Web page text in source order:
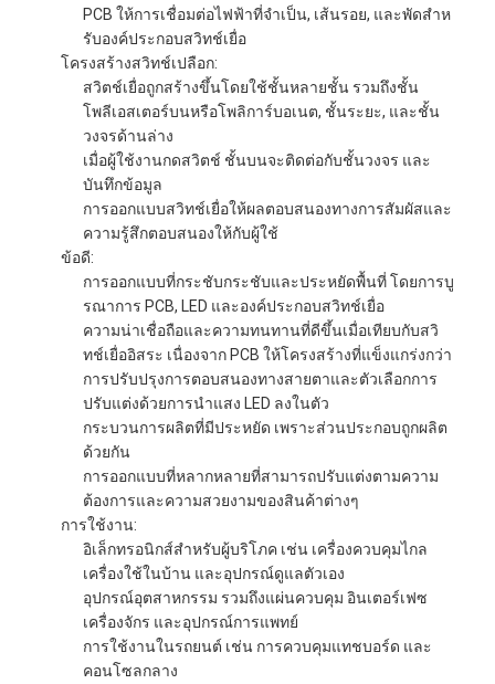
PCB ให้การเชื่อมต่อไฟฟ้าที่จําเป็น, เส้นรอย, และพัดสําห
รับองค์ประกอบสวิทช์เยื่อ
โครงสร้างสวิทช์เปลือก:
สวิตช์เยื่อถูกสร้างขึ้นโดยใช้ชั้นหลายชั้น รวมถึงชั้น
โพลีเอสเตอร์บนหรือโพลิการ์บอเนต, ชั้นระยะ, และชั้น
วงจรด้านล่าง
เมื่อผู้ใช้งานกดสวิตช์ ชั้นบนจะติดต่อกับชั้นวงจร และ
บันทึกข้อมูล
การออกแบบสวิทช์เยื่อให้ผลตอบสนองทางการสัมผัสและ
ความรู้สึกตอบสนองให้กับผู้ใช้
ข้อดี:
การออกแบบที่กระชับกระชับและประหยัดพื้นที่ โดยการบู
รณาการ PCB, LED และองค์ประกอบสวิทช์เยื่อ
ความน่าเชื่อถือและความทนทานที่ดีขึ้นเมื่อเทียบกับสวิ
ทช์เยื่ออิสระ เนื่องจาก PCB ให้โครงสร้างที่แข็งแกร่งกว่า
การปรับปรุงการตอบสนองทางสายตาและตัวเลือกการ
ปรับแต่งด้วยการนําแสง LED ลงในตัว
กระบวนการผลิตที่มีประหยัด เพราะส่วนประกอบถูกผลิต
ด้วยกัน
การออกแบบที่หลากหลายที่สามารถปรับแต่งตามความ
ต้องการและความสวยงามของสินค้าต่างๆ
การใช้งาน:
อิเล็กทรอนิกส์สําหรับผู้บริโภค เช่น เครื่องควบคุมไกล
เครื่องใช้ในบ้าน และอุปกรณ์ดูแลตัวเอง
อุปกรณ์อุตสาหกรรม รวมถึงแผ่นควบคุม อินเตอร์เฟซ
เครื่องจักร และอุปกรณ์การแพทย์
การใช้งานในรถยนต์ เช่น การควบคุมแทชบอร์ด และ
คอนโซลกลาง